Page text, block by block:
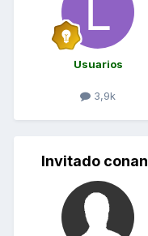
Usuarios
3,9k
Invitado conan